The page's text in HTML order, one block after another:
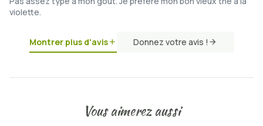
violette.
Montrer plus d'avis Donnez votre avis !
Vous aimerez aussi